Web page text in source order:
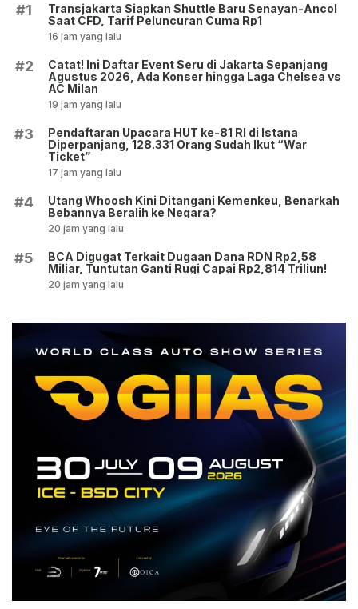
#1
Transjakarta Siapkan Shuttle Baru Senayan-Ancol
Saat CFD, Tarif Peluncuran Cuma Rp1
16 jam yang lalu
#2
Catat! Ini Daftar Event Seru di Jakarta Sepanjang
Agustus 2026, Ada Konser hingga Laga Chelsea vs
AC Milan
19 jam yang lalu
#3
Pendaftaran Upacara HUT ke-81 RI di Istana
Diperpanjang, 128.331 Orang Sudah Ikut “War
Ticket”
17 jam yang lalu
#4
Utang Whoosh Kini Ditangani Kemenkeu, Benarkah
Bebannya Beralih ke Negara?
20 jam yang lalu
#5
BCA Digugat Terkait Dugaan Dana RDN Rp2,58
Miliar, Tuntutan Ganti Rugi Capai Rp2,814 Triliun!
20 jam yang lalu